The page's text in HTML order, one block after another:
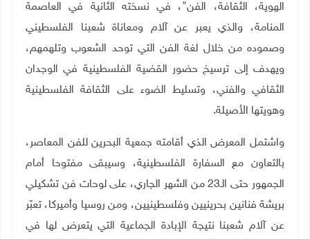
الهوية، الثقافة، الفن"، في نسخته الثانية في العاصمة
المنامة، والذي يعبر عن آلام ومعاناة شعبنا الفلسطيني
وصموده من خلال لغة الفن التي توحد الشعوب وتلهمهم،
ويهدف إلى ترسيخ حضور القضية الفلسطينية في الوجدان
الثقافي والفني، وتسليط الضوء على الثقافة الفلسطينية
وهويتها الأصيلة.
واشتمل المعرض الذي أقامته جمعية البحرين للفن المعاصر،
بالتعاون مع السفارة الفلسطينية، وسيبقى مفتوحا أمام
الجمهور حتى الـ23 من الشهر الجاري، على لوحات فن تشكيلي
بريشة فنانين بحرينيين وفلسطينيين، ومن روسيا وأميركا، تعبّر
عن آلام شعبنا نتيجة الإبادة الجماعية التي يتعرض لها في